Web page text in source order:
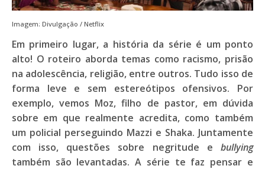
Imagem: Divulgação / Netflix
Em primeiro lugar, a história da série é um ponto
alto! O roteiro aborda temas como racismo, prisão
na adolescência, religião, entre outros. Tudo isso de
forma leve e sem estereótipos ofensivos. Por
exemplo, vemos Moz, filho de pastor, em dúvida
sobre em que realmente acredita, como também
um policial perseguindo Mazzi e Shaka. Juntamente
com isso, questões sobre negritude e bullying
também são levantadas. A série te faz pensar e